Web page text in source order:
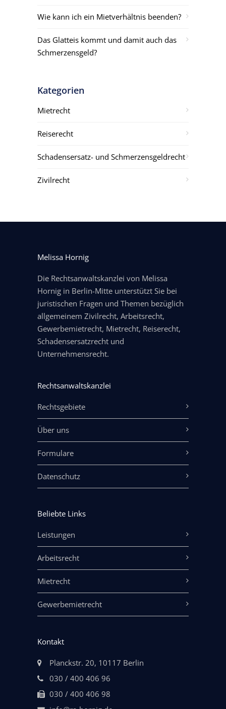
Wie kann ich ein Mietverhältnis beenden?
Das Glatteis kommt und damit auch das
Schmerzensgeld?
Kategorien
Mietrecht
Reiserecht
Schadensersatz- und Schmerzensgeldrecht
Zivilrecht
Melissa Hornig
Die Rechtsanwaltskanzlei von Melissa
Hornig in Berlin-Mitte unterstützt Sie bei
juristischen Fragen und Themen bezüglich
allgemeinem Zivilrecht, Arbeitsrecht,
Gewerbemietrecht, Mietrecht, Reiserecht,
Schadensersatzrecht und
Unternehmensrecht.
Rechtsanwaltskanzlei
Rechtsgebiete
Über uns
Formulare
Datenschutz
Beliebte Links
Leistungen
Arbeitsrecht
Mietrecht
Gewerbemietrecht
Kontakt
Planckstr. 20, 10117 Berlin
030 / 400 406 96
030 / 400 406 98